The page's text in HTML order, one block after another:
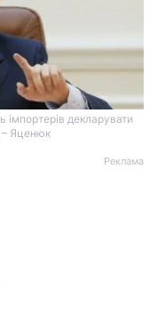
декларувати
– Яценюк
Реклама